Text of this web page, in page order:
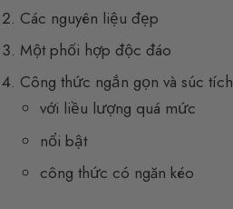
Các nguyên liệu đẹp
Một phối hợp độc đáo
Công thức ngắn gọn và súc tích
với liều lượng quá mức
nổi bật
công thức có ngăn kéo